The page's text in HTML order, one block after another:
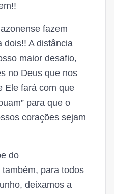
fazem
dois!! A distância
maior desafio,
no Deus que nos
Ele fará com que
para que o
corações sejam
do
para todos
deixamos a